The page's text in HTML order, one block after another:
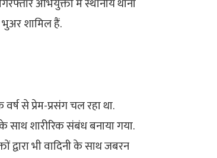
अभियुक्तों में स्थानीय थाना
भुअर शामिल हैं.
से प्रेम-प्रसंग चल रहा था.
साथ शारीरिक संबंध बनाया गया.
भी वादिनी के साथ जबरन